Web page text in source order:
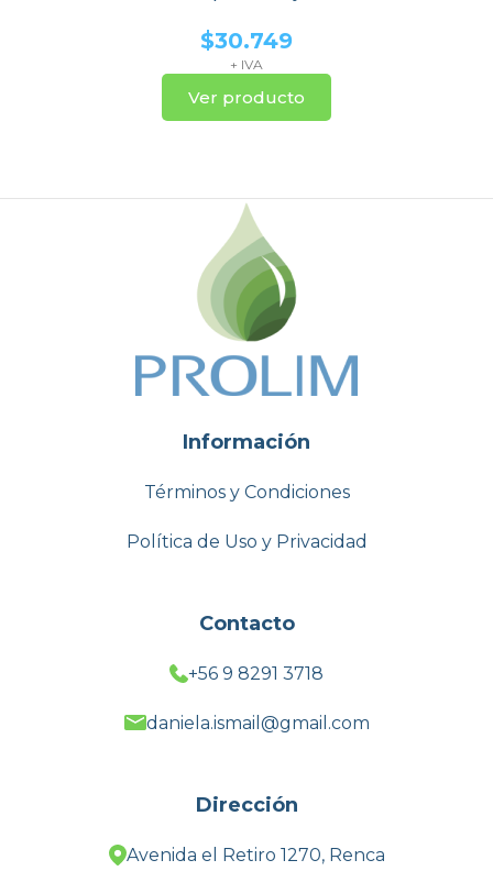
$30.749
+ IVA
Ver producto
Información
Términos y Condiciones
Política de Uso y Privacidad
Contacto
+56 9 8291 3718
daniela.ismail@gmail.com
Dirección
Avenida el Retiro 1270, Renca